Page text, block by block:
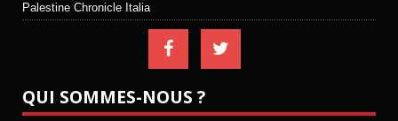
Palestine Chronicle Italia
QUI SOMMES-NOUS ?